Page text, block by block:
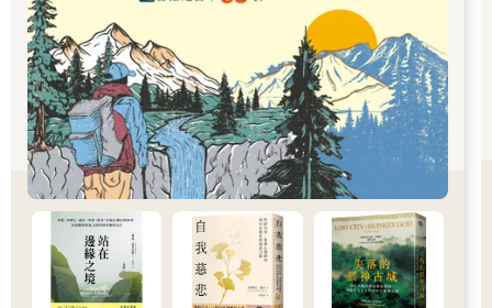
險。」她說得沒錯，要是在美國，我大概不會做這種事，就算做
了，我可能也 沒命了。
在熱帶島度假區裡有全德國最大的熱帶雨林，我和園內的消防員
聊了起來，並開玩笑說，如果亞馬遜熱帶雨林裡也有自己的消防
員的話，不知道會是什麼樣子？
我曾步行前往阿恩嘎斯特燈塔，原本這裡有定期的船班來回，但
是受到Covid-19疫情的影響，班次減少，因此我和一位潮汐嚮導
同行，他跟我說他已經安排好回程的船隻了。我原本猜想會是一
長、小 孩、露營客，還有碰巧來港口想搭船的旅人。這對所有人
來說都是個驚喜，因為我們必須等海水漲潮才能返航，於是所有
人乾脆在船上烤肉、玩樂，船長甚至還教我怎麼利用燈塔來導航